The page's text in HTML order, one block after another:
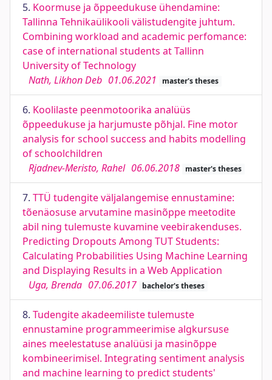
5. Koormuse ja õppeedukuse ühendamine:
Tallinna Tehnikaülikooli välistudengite juhtum.
Combining workload and academic perfomance:
case of international students at Tallinn
University of Technology
Nath, Likhon Deb 01.06.2021 master's theses
6. Koolilaste peenmotoorika analüüs
õppeedukuse ja harjumuste põhjal. Fine motor
analysis for school success and habits modelling
of schoolchildren
Rjadnev-Meristo, Rahel 06.06.2018 master's theses
7. TTÜ tudengite väljalangemise ennustamine:
tõenäosuse arvutamine masinõppe meetodite
abil ning tulemuste kuvamine veebirakenduses.
Predicting Dropouts Among TUT Students:
Calculating Probabilities Using Machine Learning
and Displaying Results in a Web Application
Uga, Brenda 07.06.2017 bachelor's theses
8. Tudengite akadeemiliste tulemuste
ennustamine programmeerimise algkursuse
aines meelestatuse analüüsi ja masinõppe
kombineerimisel. Integrating sentiment analysis
and machine learning to predict students'